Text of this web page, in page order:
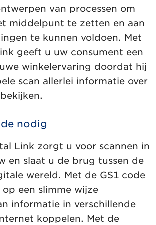
van processen om
middelpunt te zetten en aan
te kunnen voldoen. Met
geeft u uw consument een
winkelervaring doordat hij
scan allerlei informatie over
nodig
Link zorgt u voor scannen in
en slaat u de brug tussen de
wereld. Met de GS1 code
een slimme wijze
informatie in verschillende
koppelen. Met de